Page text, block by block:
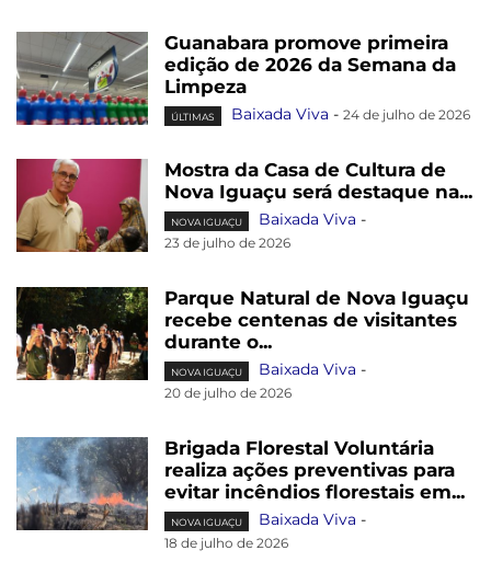
Guanabara promove primeira
edição de 2026 da Semana da
Limpeza
ÚLTIMAS Baixada Viva - 24 de julho de 2026
Mostra da Casa de Cultura de
Nova Iguaçu será destaque na...
NOVA IGUAÇU Baixada Viva -
23 de julho de 2026
Parque Natural de Nova Iguaçu
recebe centenas de visitantes
durante o...
NOVA IGUAÇU Baixada Viva -
20 de julho de 2026
Brigada Florestal Voluntária
realiza ações preventivas para
evitar incêndios florestais em...
NOVA IGUAÇU Baixada Viva -
18 de julho de 2026